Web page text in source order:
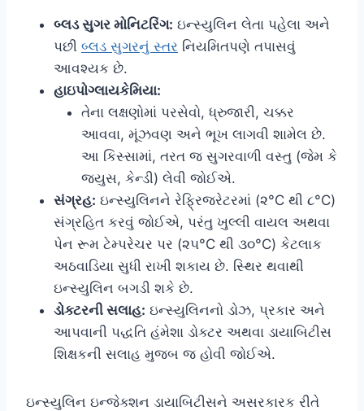
બ્લડ સુગર મોનિટરિંગ: ઇન્સ્યુલિન લેતા પહેલા અને
પછી બ્લડ સુગરનું સ્તર નિયમિતપણે તપાસવું
આવશ્યક છે.
હાઇપોગ્લાયકેમિયા:
તેના લક્ષણોમાં પરસેવો, ધ્રુજારી, ચક્કર
આવવા, મૂંઝવણ અને ભૂખ લાગવી શામેલ છે.
આ કિસ્સામાં, તરત જ સુગરવાળી વસ્તુ (જેમ કે
જ્યુસ, કેન્ડી) લેવી જોઈએ.
સંગ્રહ: ઇન્સ્યુલિનને રેફ્રિજરેટરમાં (૨°C થી ૮°C)
સંગ્રહિત કરવું જોઈએ, પરંતુ ખુલ્લી વાયલ અથવા
પેન રૂમ ટેમ્પરેચર પર (૨૫°C થી ૩૦°C) કેટલાક
અઠવાડિયા સુધી રાખી શકાય છે. સ્થિર થવાથી
ઇન્સ્યુલિન બગડી શકે છે.
ડોક્ટરની સલાહ: ઇન્સ્યુલિનનો ડોઝ, પ્રકાર અને
આપવાની પદ્ધતિ હંમેશા ડોક્ટર અથવા ડાયાબિટીસ
શિક્ષકની સલાહ મુજબ જ હોવી જોઈએ.
ઇન્સ્યુલિન ઇન્જેક્શન ડાયાબિટીસને અસરકારક રીતે